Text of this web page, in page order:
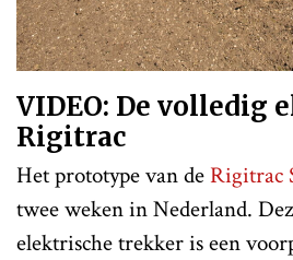
VIDEO: De volledig
Rigitrac
Het prototype van deRigitrac
twee weken in Nederland.
elektrische trekker is een